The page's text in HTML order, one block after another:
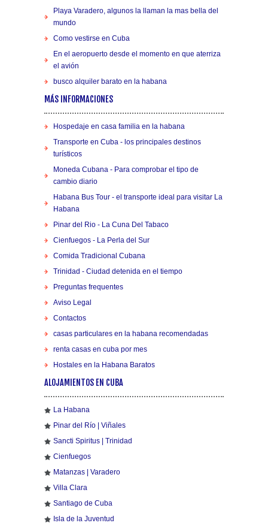
Playa Varadero, algunos la llaman la mas bella del
mundo
Como vestirse en Cuba
En el aeropuerto desde el momento en que aterriza
el avión
busco alquiler barato en la habana
MÁS INFORMACIONES
Hospedaje en casa familia en la habana
Transporte en Cuba - los principales destinos
turísticos
Moneda Cubana - Para comprobar el tipo de
cambio diario
Habana Bus Tour - el transporte ideal para visitar La
Habana
Pinar del Rio - La Cuna Del Tabaco
Cienfuegos - La Perla del Sur
Comida Tradicional Cubana
Trinidad - Ciudad detenida en el tiempo
Preguntas frequentes
Aviso Legal
Contactos
casas particulares en la habana recomendadas
renta casas en cuba por mes
Hostales en la Habana Baratos
ALOJAMIENTOS EN CUBA
La Habana
Pinar del Río | Viñales
Sancti Spiritus | Trinidad
Cienfuegos
Matanzas | Varadero
Villa Clara
Santiago de Cuba
Isla de la Juventud